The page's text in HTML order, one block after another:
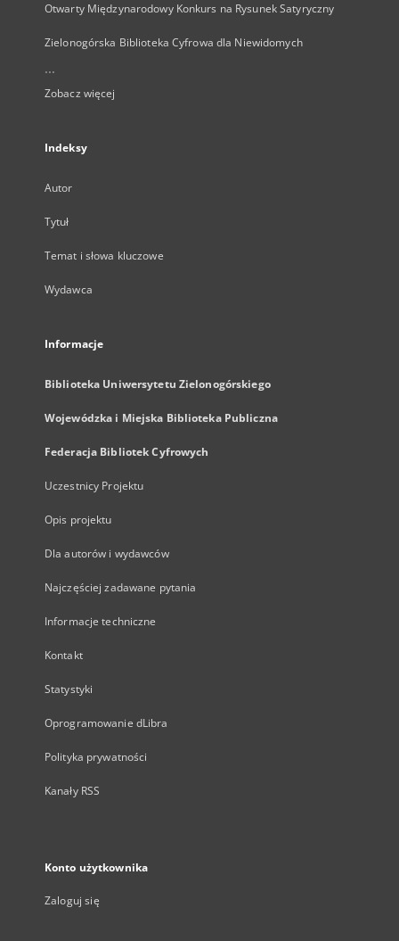
Otwarty Międzynarodowy Konkurs na Rysunek Satyryczny
Zielonogórska Biblioteka Cyfrowa dla Niewidomych
...
Zobacz więcej
Indeksy
Autor
Tytuł
Temat i słowa kluczowe
Wydawca
Informacje
Biblioteka Uniwersytetu Zielonogórskiego
Wojewódzka i Miejska Biblioteka Publiczna
Federacja Bibliotek Cyfrowych
Uczestnicy Projektu
Opis projektu
Dla autorów i wydawców
Najczęściej zadawane pytania
Informacje techniczne
Kontakt
Statystyki
Oprogramowanie dLibra
Polityka prywatności
Kanały RSS
Konto użytkownika
Zaloguj się